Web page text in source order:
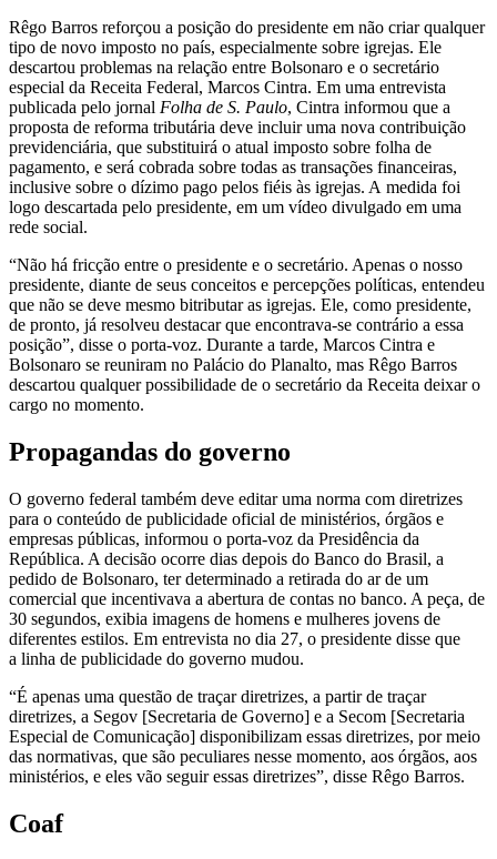
Rêgo Barros reforçou a posição do presidente em não criar qualquer
tipo de novo imposto no país, especialmente sobre igrejas. Ele
descartou problemas na relação entre Bolsonaro e o secretário
especial da Receita Federal, Marcos Cintra. Em uma entrevista
publicada pelo jornal Folha de S. Paulo, Cintra informou que a
proposta de reforma tributária deve incluir uma nova contribuição
previdenciária, que substituirá o atual imposto sobre folha de
pagamento, e será cobrada sobre todas as transações financeiras,
inclusive sobre o dízimo pago pelos fiéis às igrejas. A medida foi
logo descartada pelo presidente, em um vídeo divulgado em uma
rede social.
“Não há fricção entre o presidente e o secretário. Apenas o nosso
presidente, diante de seus conceitos e percepções políticas, entendeu
que não se deve mesmo bitributar as igrejas. Ele, como presidente,
de pronto, já resolveu destacar que encontrava-se contrário a essa
posição”, disse o porta-voz. Durante a tarde, Marcos Cintra e
Bolsonaro se reuniram no Palácio do Planalto, mas Rêgo Barros
descartou qualquer possibilidade de o secretário da Receita deixar o
cargo no momento.
Propagandas do governo
O governo federal também deve editar uma norma com diretrizes
para o conteúdo de publicidade oficial de ministérios, órgãos e
empresas públicas, informou o porta-voz da Presidência da
República. A decisão ocorre dias depois do Banco do Brasil, a
pedido de Bolsonaro, ter determinado a retirada do ar de um
comercial que incentivava a abertura de contas no banco. A peça, de
30 segundos, exibia imagens de homens e mulheres jovens de
diferentes estilos. Em entrevista no dia 27, o presidente disse que
a linha de publicidade do governo mudou.
“É apenas uma questão de traçar diretrizes, a partir de traçar
diretrizes, a Segov [Secretaria de Governo] e a Secom [Secretaria
Especial de Comunicação] disponibilizam essas diretrizes, por meio
das normativas, que são peculiares nesse momento, aos órgãos, aos
ministérios, e eles vão seguir essas diretrizes”, disse Rêgo Barros.
Coaf